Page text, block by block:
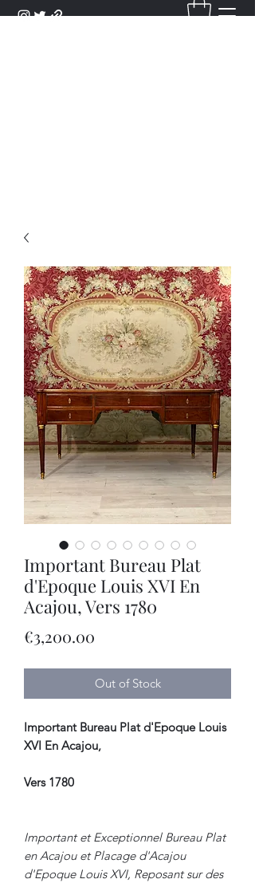
Important Bureau Plat
d'Epoque Louis XVI En
Acajou, Vers 1780
€3,200.00
Out of Stock
Important Bureau Plat d'Epoque Louis
XVI En Acajou,
Vers 1780
Important et Exceptionnel Bureau Plat
en Acajou et Placage d'Acajou
d'Epoque Louis XVI, Reposant sur des